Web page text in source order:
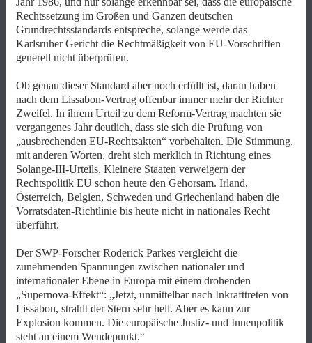
Rechtssetzung im Großen und Ganzen deutschen
Grundrechtsstandards entspreche, solange werde das
Karlsruher Gericht die Rechtmäßigkeit von EU-Vorschriften
generell nicht überprüfen.
Ob genau dieser Standard aber noch erfüllt ist, daran haben
nach dem Lissabon-Vertrag offenbar immer mehr der Richter
Zweifel. In ihrem Urteil zu dem Reform-Vertrag machten sie
vergangenes Jahr deutlich, dass sie sich die Prüfung von
„ausbrechenden EU-Rechtsakten“ vorbehalten. Die Stimmung,
mit anderen Worten, dreht sich merklich in Richtung eines
Solange-III-Urteils. Kleinere Staaten verweigern der
Rechtspolitik EU schon heute den Gehorsam. Irland,
Österreich, Belgien, Schweden und Griechenland haben die
Vorratsdaten-Richtlinie bis heute nicht in nationales Recht
überführt.
Der SWP-Forscher Roderick Parkes vergleicht die
zunehmenden Spannungen zwischen nationaler und
internationaler Ebene in Europa mit einem drohenden
„Supernova-Effekt“: „Jetzt, unmittelbar nach Inkrafttreten von
Lissabon, strahlt der Stern sehr hell. Aber es kann zur
Explosion kommen. Die europäische Justiz- und Innenpolitik
steht an einem Wendepunkt.“